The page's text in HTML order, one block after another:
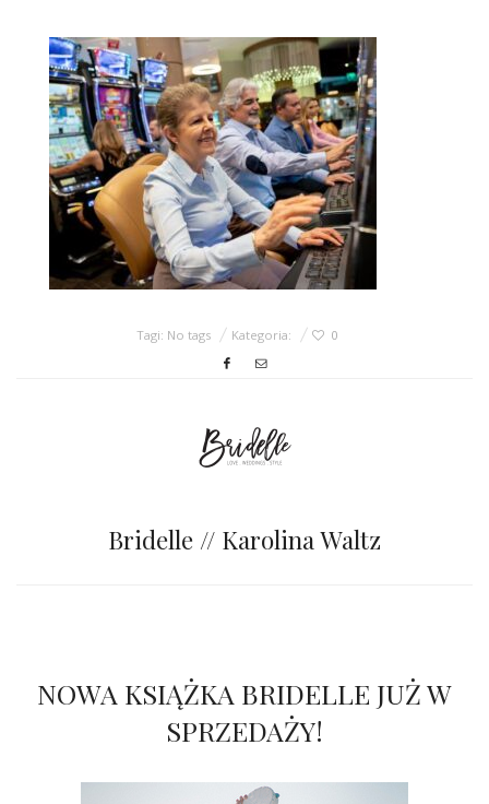
{HOT SEXY BEST}
BRI GROUP
ŚLUBNE STYLE
MAGAZYNY
ARCHIWUM
Tagi: No tags Kategoria: 0
Bridelle // Karolina Waltz
NOWA KSIĄŻKA BRIDELLE JUŻ W
SPRZEDAŻY!